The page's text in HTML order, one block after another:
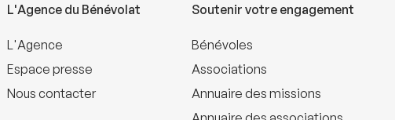
L'Agence du Bénévolat
L'Agence
Espace presse
Nous contacter
Soutenir votre engagement
Bénévoles
Associations
Annuaire des missions